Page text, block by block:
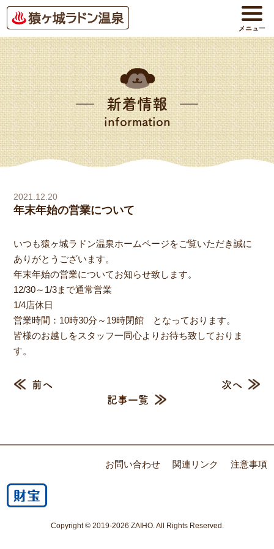
新着情報
information
2021.12.20
年末年始の営業について
いつも猿ヶ城ラドン温泉ホームページをご覧いただき誠に
ありがとうございます。
年末年始の営業についてお知らせ致します。
12/30～1/3まで通常営業
1/4店休日
営業時間：10時30分～19時閉館 となっております。
皆様のお越しをスタッフ一同心よりお待ち致しておりま
す。
次へ
前へ
記事一覧
お問い合わせ 関連リンク 注意事項
Copyright © 2019-2026 ZAIHO. All Rights Reserved.